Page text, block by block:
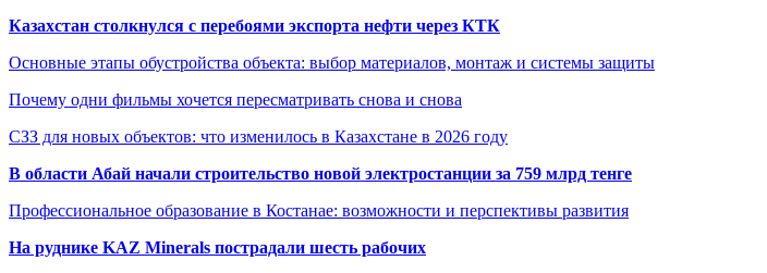
Казахстан столкнулся с перебоями экспорта нефти через КТК
Основные этапы обустройства объекта: выбор материалов, монтаж и системы защиты
Почему одни фильмы хочется пересматривать снова и снова
СЗЗ для новых объектов: что изменилось в Казахстане в 2026 году
В области Абай начали строительство новой электростанции за 759 млрд тенге
Профессиональное образование в Костанае: возможности и перспективы развития
На руднике KAZ Minerals пострадали шесть рабочих